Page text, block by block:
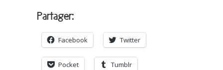
Partager:
Facebook Twitter
Pocket Tumblr